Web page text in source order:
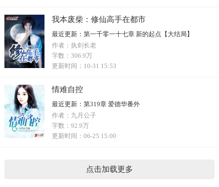
我本废柴：修仙高手在都市
最近更新： 第一千零一十七章 新的起点【大结局】
作者： 执剑长老
字数： 306.9万
更新时间： 10-31 15:53
情难自控
最近更新： 第319章 爱德华番外
作者： 九月公子
字数： 92.9万
更新时间： 06-25 15:00
点击加载更多